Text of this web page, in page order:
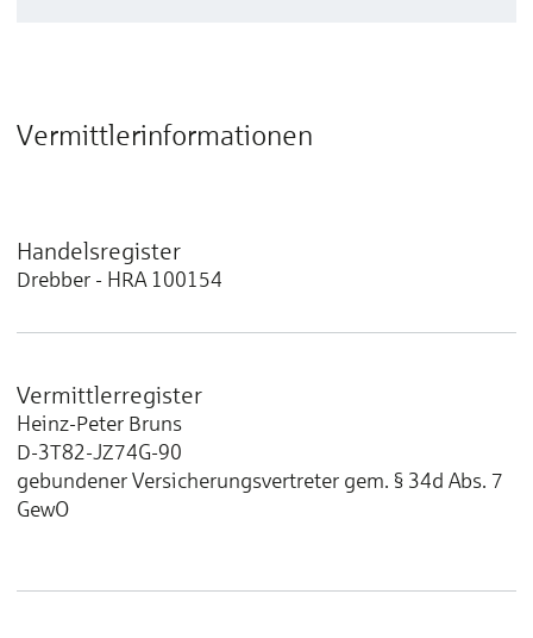
Vermittlerinformationen
Handelsregister
Drebber - HRA 100154
Vermittlerregister
Heinz-Peter Bruns
D-3T82-JZ74G-90
gebundener Versicherungsvertreter gem. § 34d Abs. 7
GewO